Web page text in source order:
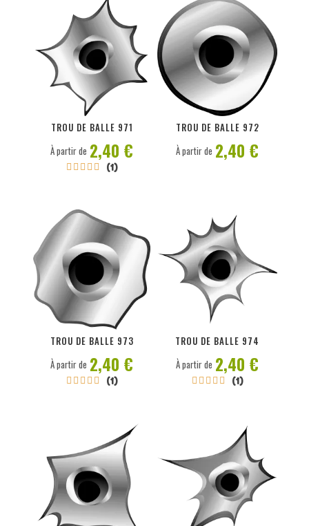
TROU DE BALLE 971
     (1)
PERSONNALISER
À partir de 2,40 €
TROU DE BALLE 972
PERSONNALISER
À partir de 2,40 €
TROU DE BALLE 973
     (1)
PERSONNALISER
À partir de 2,40 €
TROU DE BALLE 974
     (1)
PERSONNALISER
À partir de 2,40 €